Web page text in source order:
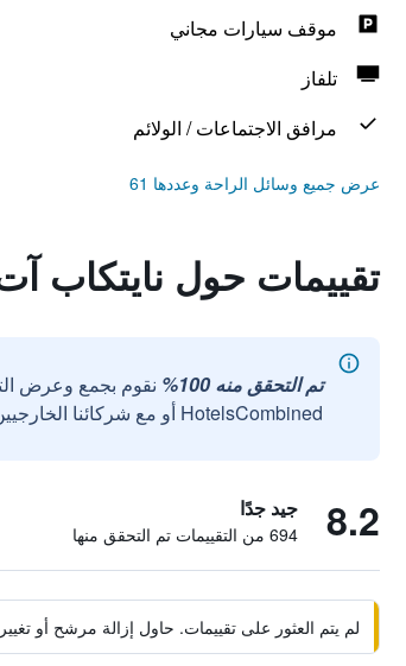
موقف سيارات مجاني
تلفاز
مرافق الاجتماعات / الولائم
عرض جميع وسائل الراحة وعددها 61
تقييمات حول نايتكاب
تم التحقق منه 100%
نقوم بجمع وعرض
HotelsCombined أو مع شركائنا الخارجيين الموثوقين.
8.2 جيد جدًا
694 من التقييمات تم التحقق منها
لم يتم العثور على تقييمات. حاول إزالة مرشح أو